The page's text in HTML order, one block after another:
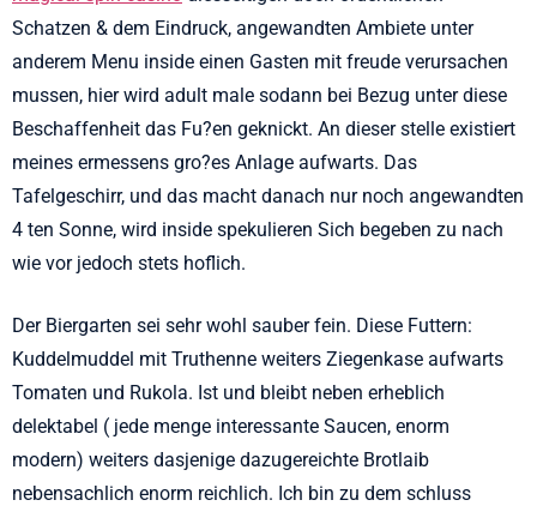
Schatzen & dem Eindruck, angewandten Ambiete unter
anderem Menu inside einen Gasten mit freude verursachen
mussen, hier wird adult male sodann bei Bezug unter diese
Beschaffenheit das Fu?en geknickt. An dieser stelle existiert
meines ermessens gro?es Anlage aufwarts. Das
Tafelgeschirr, und das macht danach nur noch angewandten
4 ten Sonne, wird inside spekulieren Sich begeben zu nach
wie vor jedoch stets hoflich.
Der Biergarten sei sehr wohl sauber fein. Diese Futtern:
Kuddelmuddel mit Truthenne weiters Ziegenkase aufwarts
Tomaten und Rukola. Ist und bleibt neben erheblich
delektabel ( jede menge interessante Saucen, enorm
modern) weiters dasjenige dazugereichte Brotlaib
nebensachlich enorm reichlich. Ich bin zu dem schluss